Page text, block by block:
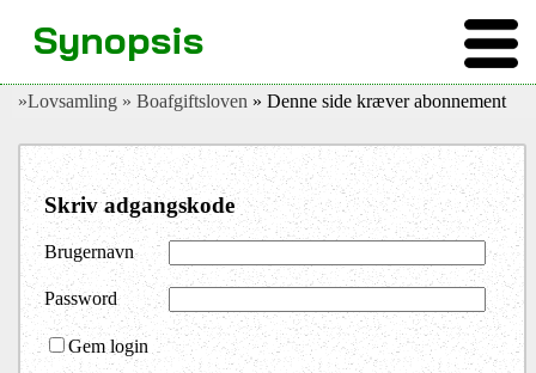
»Lovsamling » Boafgiftsloven » Denne side kræver abonnement
Skriv adgangskode
Brugernavn
Password
Gem login
Synopsis